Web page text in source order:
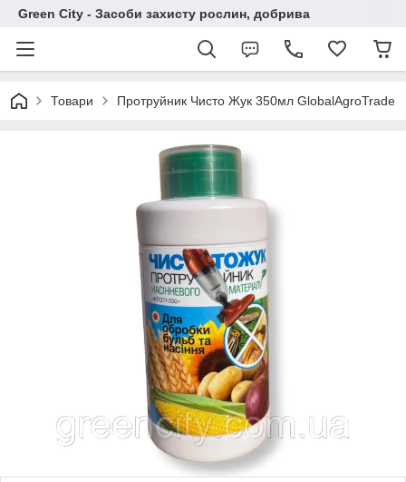
Green City - Засоби захисту рослин, добрива
Товари Протруйник Чисто Жук 350мл GlobalAgroTrade